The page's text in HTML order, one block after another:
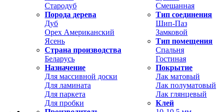
Стародуб
Порода дерева
Дуб
Орех Американский
Ясень
Страна производства
Беларусь
Смешанная
Тип соединения
Шип-Паз
Замковой
Тип помещения
Спальня
Гостиная
Назначение
Для массивной доски
Для ламината
Для паркета
Для пробки
Покрытие
Лак матовый
Лак полуматовый
Лак глянцевый
Клей